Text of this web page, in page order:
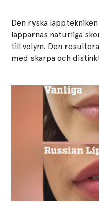
Den ryska
läpparnas naturliga
till volym. Den
med skarpa och